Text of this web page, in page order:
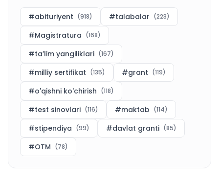
#abituriyent (918) #talabalar (223)
#Magistratura (168)
#ta’lim yangiliklari (167)
#milliy sertifikat (135) #grant (119)
#o'qishni ko'chirish (118)
#test sinovlari (116) #maktab (114)
#stipendiya (99) #davlat granti (85)
#OTM (78)